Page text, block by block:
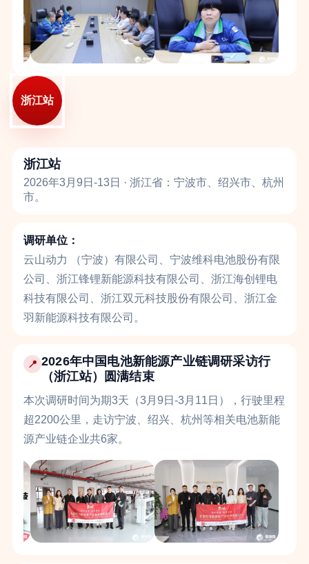
浙江站
浙江站
2026年3月9日-13日 · 浙江省：宁波市、绍兴市、杭州
市。
调研单位：
云山动力 （宁波）有限公司、宁波维科电池股份有限
公司、浙江锋锂新能源科技有限公司、浙江海创锂电
科技有限公司、浙江双元科技股份有限公司、浙江金
羽新能源科技有限公司。
📍 2026年中国电池新能源产业链调研采访行
（浙江站）圆满结束
本次调研时间为期3天（3月9日-3月11日），行驶里程
超2200公里，走访宁波、绍兴、杭州等相关电池新能
源产业链企业共6家。